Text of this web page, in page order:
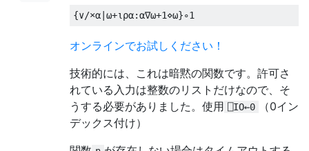
{∨/×⍺|⍵+⍳⍴⍺:⍺∇⍵+1⋄⍵}∘1
オンラインでお試しください！
技術的には、これは暗黙の関数です。許可さ
れている入力は整数のリストだけなので、そ
うする必要がありました。使用 ⎕IO←0
（0イン
デックス付け）